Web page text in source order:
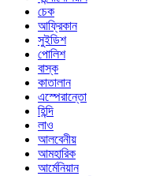
চেক
আফ্রিকান
সুইডিশ
পোলিশ
বাস্ক
কাতালান
এস্পেরান্তো
হিন্দি
লাও
আলবেনীয়
আমহারিক
আর্মেনিয়ান